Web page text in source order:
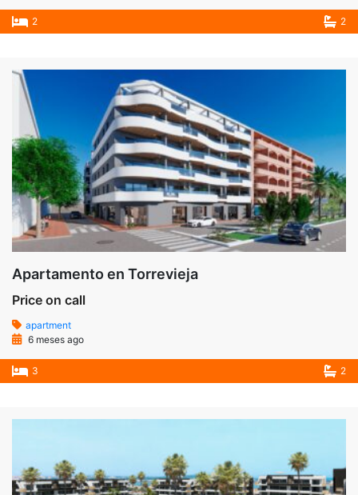
2 2
Apartamento en Torrevieja
Price on call
apartment
6 meses ago
3 2